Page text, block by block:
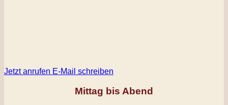
Jetzt anrufen E-Mail schreiben
Mittag bis Abend